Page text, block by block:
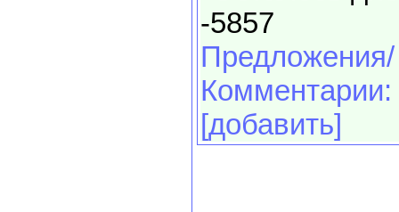
-5857
Предложения/
Комментарии:
[добавить]